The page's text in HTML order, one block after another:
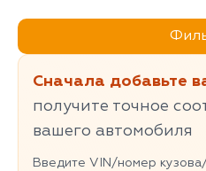
Сначала добавьте
получите точное
вашего автомобиля
Введите VIN/номер